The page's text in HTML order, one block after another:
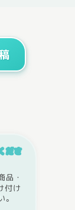
ださ
品・
付け